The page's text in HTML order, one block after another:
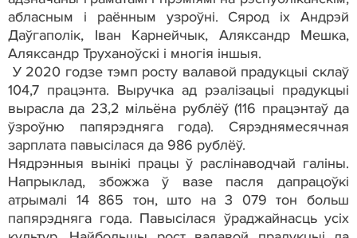
абласным і раённым узроўні. Сярод іх Андрэй
Даўгаполік, Іван Карнейчык, Аляксандр Мешка,
Аляксандр Труханоўскі і многія іншыя.
У 2020 годзе тэмп росту валавой прадукцыі склаў
104,7 працэнта. Выручка ад рэалізацыі прадукцыі
вырасла да 23,2 мільёна рублёў (116 працэнтаў да
ўзроўню папярэдняга года). Сярэднямесячная
зарплата павысілася да 986 рублёў.
Нядрэнныя вынікі працы ў раслінаводчай галіны.
Напрыклад, збожжа ў вазе пасля дапрацоўкі
атрымалі 14 865 тон, што на 3 079 тон больш
папярэдняга года. Павысілася ўраджайнасць усіх